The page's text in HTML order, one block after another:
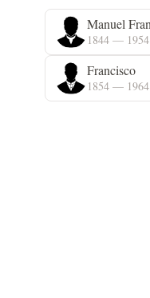
1844 — 1954
Francisco
1854 — 1964